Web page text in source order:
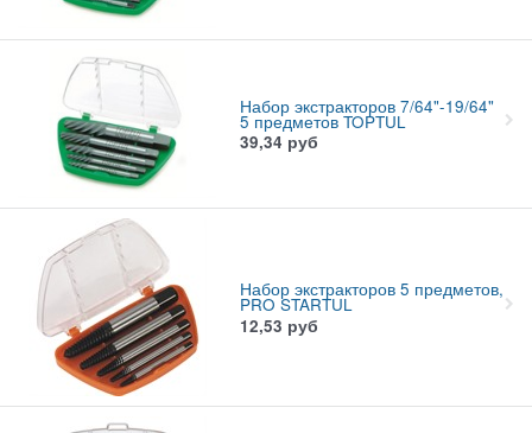
Набор экстракторов 7/64"-19/64"
5 предметов TOPTUL
39,34 руб
Набор экстракторов 5 предметов,
PRO STARTUL
12,53 руб